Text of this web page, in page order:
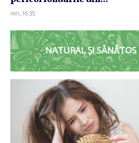
ieri, 16:35
NATURAL ȘI SĂNĂTOS